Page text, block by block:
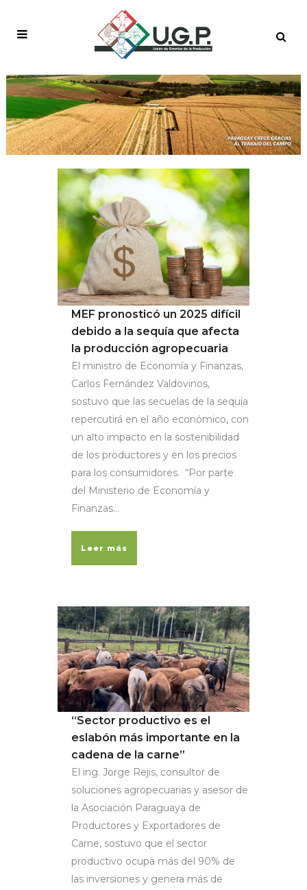
AUTHOR: USERUGP
MEF pronosticó un 2025 difícil
debido a la sequía que afecta
la producción agropecuaria
El ministro de Economía y Finanzas,
Carlos Fernández Valdovinos,
sostuvo que las secuelas de la sequía
repercutirá en el año económico, con
un alto impacto en la sostenibilidad
de los productores y en los precios
para los consumidores. “Por parte
del Ministerio de Economía y
Finanzas...
Leer más
“Sector productivo es el
eslabón más importante en la
cadena de la carne”
El ing. Jorge Rejis, consultor de
soluciones agropecuarias y asesor de
la Asociación Paraguaya de
Productores y Exportadores de
Carne, sostuvo que el sector
productivo ocupa más del 90% de
las inversiones y genera más de